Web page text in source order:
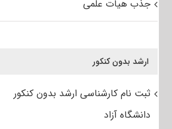
جذب هیات علمی
ارشد بدون کنکور
ثبت نام کارشناسی ارشد بدون کنکور
دانشگاه آزاد